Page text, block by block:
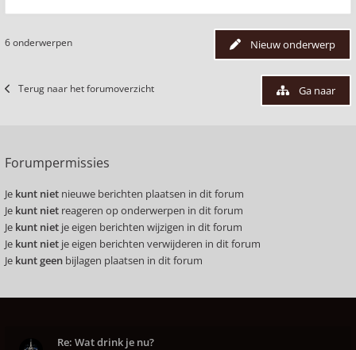
Nieuw onderwerp
6 onderwerpen
Terug naar het forumoverzicht Ga naar
Forumpermissies
Je kunt niet nieuwe berichten plaatsen in dit forum
Je kunt niet reageren op onderwerpen in dit forum
Je kunt niet je eigen berichten wijzigen in dit forum
Je kunt niet je eigen berichten verwijderen in dit forum
Je kunt geen bijlagen plaatsen in dit forum
Re: Wat drink je nu?